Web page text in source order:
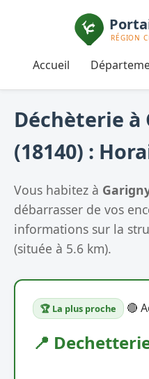
Accueil
Déchèterie à
(18140) :
Vous habitez à
débarrasser de vos
informations sur la
(située à 5.6 km).
🏆 La plus proche 🔴
📍